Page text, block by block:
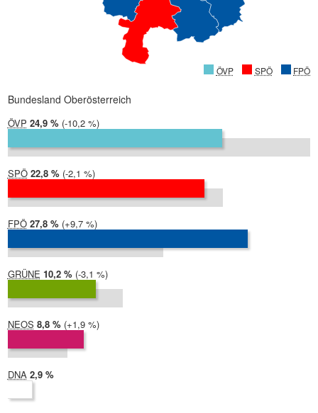
ÖVP SPÖ FPÖ
Bundesland Oberösterreich
ÖVP 2024:
24,9 %
2019:
35,1 %
Differenz:
-10,2 %
SPÖ 2024:
22,8 %
2019:
25,0 %
Differenz:
-2,1 %
FPÖ 2024:
27,8 %
2019:
18,1 %
Differenz:
+9,7 %
GRÜNE 2024:
10,2 %
2019:
13,4 %
Differenz:
-3,1 %
NEOS 2024:
8,8 %
2019:
7,0 %
Differenz:
+1,9 %
DNA 2024:
2,9 %